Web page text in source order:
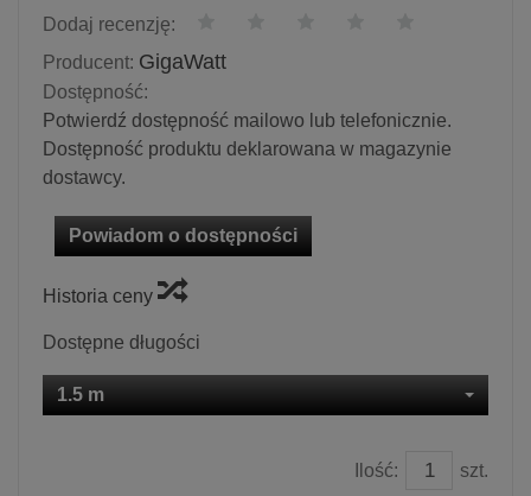
Dodaj recenzję:
Producent: GigaWatt
Dostępność:
Potwierdź dostępność mailowo lub telefonicznie.
Dostępność produktu deklarowana w magazynie
dostawcy.
Powiadom o dostępności
Historia ceny
Dostępne długości
1.5 m
Ilość: szt.